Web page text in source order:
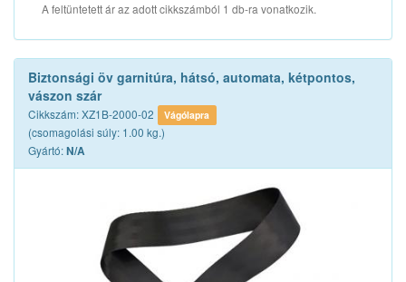
A feltüntetett ár az adott cikkszámból 1 db-ra vonatkozik.
Biztonsági öv garnitúra, hátsó, automata, kétpontos,
vászon szár
Cikkszám: XZ1B-2000-02 Vágólapra
(csomagolási súly: 1.00 kg.)
Gyártó:N/A